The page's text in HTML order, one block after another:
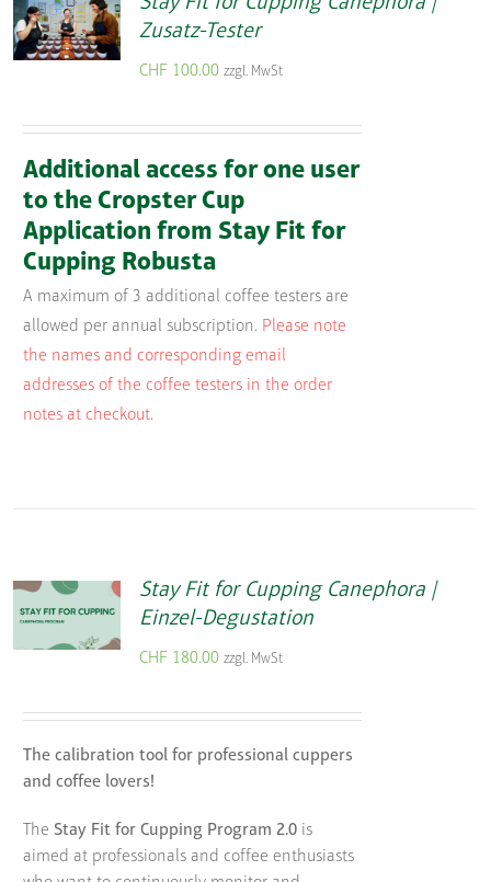
Zusatz-Tester
CHF 100.00 zzgl. MwSt
Additional access for one user
to the Cropster Cup
Application from Stay Fit for
Cupping Robusta
A maximum of 3 additional coffee testers are
allowed per annual subscription. Please note
the names and corresponding email
addresses of the coffee testers in the order
notes at checkout.
Stay Fit for Cupping Canephora |
Einzel-Degustation
CHF 180.00 zzgl. MwSt
The calibration tool for professional cuppers
and coffee lovers!
The Stay Fit for Cupping Program 2.0is
aimed at professionals and coffee enthusiasts